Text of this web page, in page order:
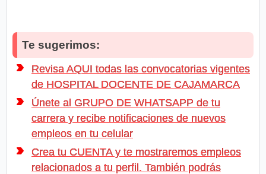
Te sugerimos:
Revisa AQUI todas las convocatorias vigentes
de HOSPITAL DOCENTE DE CAJAMARCA
Únete al GRUPO DE WHATSAPP de tu
carrera y recibe notificaciones de nuevos
empleos en tu celular
Crea tu CUENTA y te mostraremos empleos
relacionados a tu perfil. También podrás